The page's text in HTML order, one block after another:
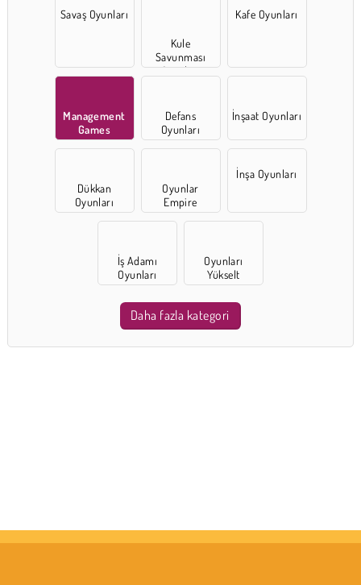
Savaş Oyunları
Kule
Savunması
Oyunları
Kafe Oyunları
Management
Games
Defans
Oyunları
İnşaat Oyunları
Dükkan
Oyunları
Oyunlar
Empire
İnşa Oyunları
İş Adamı
Oyunları
Oyunları
Yükselt
Daha fazla kategori